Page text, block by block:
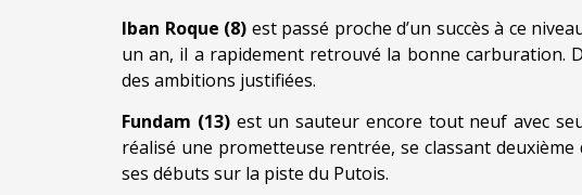
Iban Roque (8) est passé proche d’un succès à ce
un an, il a rapidement retrouvé la bonne carburation.
des ambitions justifiées.
Fundam (13) est un sauteur encore tout neuf avec
réalisé une prometteuse rentrée, se classant
ses débuts sur la piste du Putois.